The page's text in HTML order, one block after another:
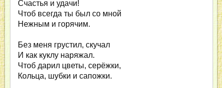
Счастья и удачи!
Чтоб всегда ты был со мной
Нежным и горячим.
Без меня грустил, скучал
И как куклу наряжал.
Чтоб дарил цветы, серёжки,
Кольца, шубки и сапожки.